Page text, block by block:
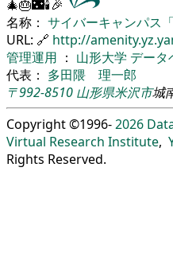
🎄🎂🌃🕯🎉
名称： サイバーキャンパス「
URL: 🔗 http://
管理運用 ： 山形大学 データ
代表： 多田隈 理一郎
〒992-8510 山形県米沢市城
Copyright ©1996-2026
Virtual Research Institute,
Rights Reserved.